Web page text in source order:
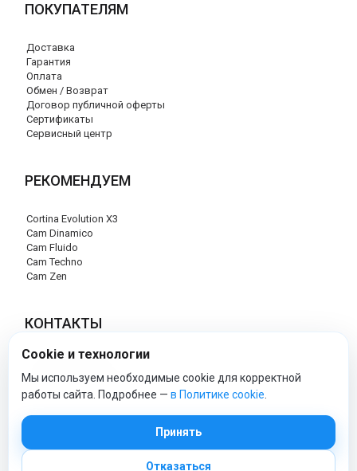
ПОКУПАТЕЛЯМ
Доставка
Гарантия
Оплата
Обмен / Возврат
Договор публичной оферты
Сертификаты
Сервисный центр
РЕКОМЕНДУЕМ
Cortina Evolution X3
Cam Dinamico
Cam Fluido
Cam Techno
Cam Zen
КОНТАКТЫ
+7 (495) 120-29-85
info@cam-official-store.ru
Cookie и технологии
Мы используем необходимые cookie для корректной
работы сайта. Подробнее — в Политике cookie
Принять
Отказаться